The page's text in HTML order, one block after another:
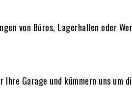
von Büros, Lagerhallen oder
Garage und kümmern uns um